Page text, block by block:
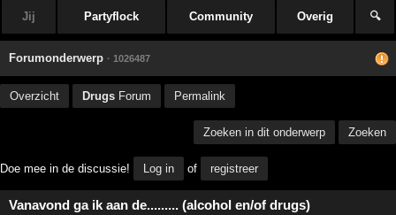
Jij Partyflock Community Overig 🔍
Forumonderwerp · 1026487
Overzicht Drugs Forum Permalink
Zoeken in dit onderwerp Zoeken
Doe mee in de discussie! Log in of registreer
Vanavond ga ik aan de......... (alcohol en/of drugs)